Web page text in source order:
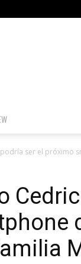
ser el próximo